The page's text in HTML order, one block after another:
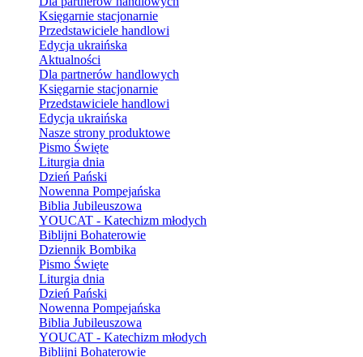
Księgarnie stacjonarnie
Przedstawiciele handlowi
Edycja ukraińska
Aktualności
Dla partnerów handlowych
Księgarnie stacjonarnie
Przedstawiciele handlowi
Edycja ukraińska
Nasze strony produktowe
Pismo Święte
Liturgia dnia
Dzień Pański
Nowenna Pompejańska
Biblia Jubileuszowa
YOUCAT - Katechizm młodych
Biblijni Bohaterowie
Dziennik Bombika
Pismo Święte
Liturgia dnia
Dzień Pański
Nowenna Pompejańska
Biblia Jubileuszowa
YOUCAT - Katechizm młodych
Biblijni Bohaterowie